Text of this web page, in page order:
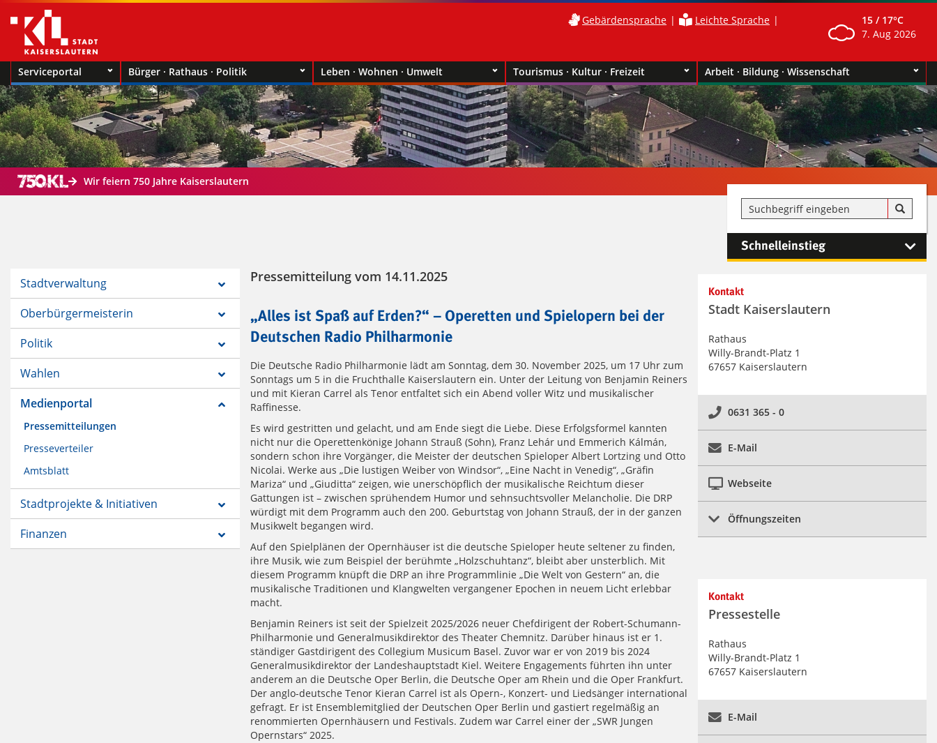
Gebärdensprache Leichte Sprache 15 / 17°C
7. Aug 2026
Serviceportal Bürger · Rathaus · Politik Leben · Wohnen · Umwelt Tourismus · Kultur · Freizeit Arbeit · Bildung · Wissenschaft
Wir feiern 750 Jahre Kaiserslautern
Schnelleinstieg
Stadtverwaltung
Oberbürgermeisterin
Politik
Wahlen
Medienportal
Pressemitteilungen
Presseverteiler
Amtsblatt
Stadtprojekte & Initiativen
Finanzen
Pressemitteilung vom 14.11.2025
„Alles ist Spaß auf Erden?“ – Operetten und Spielopern bei der
Deutschen Radio Philharmonie
Die Deutsche Radio Philharmonie lädt am Sonntag, dem 30. November 2025, um 17 Uhr zum
Sonntags um 5 in die Fruchthalle Kaiserslautern ein. Unter der Leitung von Benjamin Reiners
und mit Kieran Carrel als Tenor entfaltet sich ein Abend voller Witz und musikalischer
Raffinesse.
Es wird gestritten und gelacht, und am Ende siegt die Liebe. Diese Erfolgsformel kannten
nicht nur die Operettenkönige Johann Strauß (Sohn), Franz Lehár und Emmerich Kálmán,
sondern schon ihre Vorgänger, die Meister der deutschen Spieloper Albert Lortzing und Otto
Nicolai. Werke aus „Die lustigen Weiber von Windsor“, „Eine Nacht in Venedig“, „Gräfin
Mariza“ und „Giuditta“ zeigen, wie unerschöpflich der musikalische Reichtum dieser
Gattungen ist – zwischen sprühendem Humor und sehnsuchtsvoller Melancholie. Die DRP
würdigt mit dem Programm auch den 200. Geburtstag von Johann Strauß, der in der ganzen
Musikwelt begangen wird.
Auf den Spielplänen der Opernhäuser ist die deutsche Spieloper heute seltener zu finden,
ihre Musik, wie zum Beispiel der berühmte „Holzschuhtanz“, bleibt aber unsterblich. Mit
diesem Programm knüpft die DRP an ihre Programmlinie „Die Welt von Gestern“ an, die
musikalische Traditionen und Klangwelten vergangener Epochen in neuem Licht erlebbar
macht.
Benjamin Reiners ist seit der Spielzeit 2025/2026 neuer Chefdirigent der Robert-Schumann-
Philharmonie und Generalmusikdirektor des Theater Chemnitz. Darüber hinaus ist er 1.
ständiger Gastdirigent des Collegium Musicum Basel. Zuvor war er von 2019 bis 2024
Generalmusikdirektor der Landeshauptstadt Kiel. Weitere Engagements führten ihn unter
anderem an die Deutsche Oper Berlin, die Deutsche Oper am Rhein und die Oper Frankfurt.
Der anglo-deutsche Tenor Kieran Carrel ist als Opern-, Konzert- und Liedsänger international
gefragt. Er ist Ensemblemitglied der Deutschen Oper Berlin und gastiert regelmäßig an
renommierten Opernhäusern und Festivals. Zudem war Carrel einer der „SWR Jungen
Opernstars“ 2025.
Kontakt
Stadt Kaiserslautern
Rathaus
Willy-Brandt-Platz 1
67657 Kaiserslautern
0631 365 - 0
E-Mail
Webseite
Öffnungszeiten
Kontakt
Pressestelle
Rathaus
Willy-Brandt-Platz 1
67657 Kaiserslautern
E-Mail